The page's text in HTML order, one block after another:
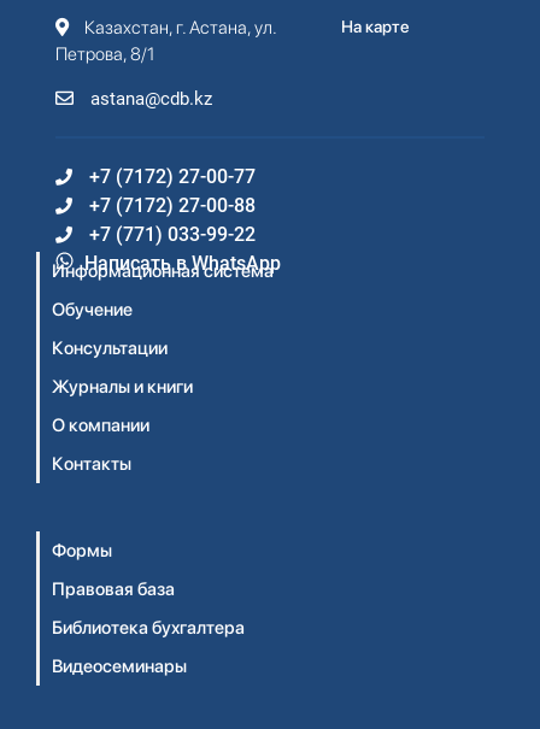
Казахстан, г. Астана, ул.
Петрова, 8/1
astana@cdb.kz
На карте
+7 (7172) 27-00-77
+7 (7172) 27-00-88
+7 (771) 033-99-22
Написать в WhatsApp
Информационная система
Обучение
Консультации
Журналы и книги
О компании
Контакты
Формы
Правовая база
Библиотека бухгалтера
Видеосеминары